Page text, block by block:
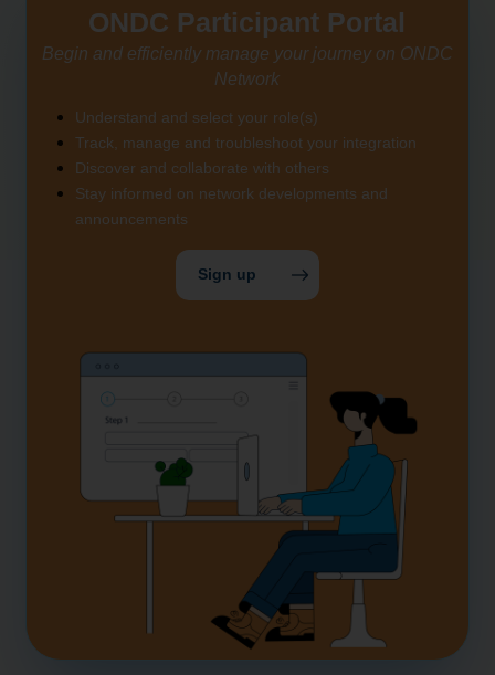
ONDC Participant Portal
Begin and efficiently manage your journey on ONDC
Network
Understand and select your role(s)
Track, manage and troubleshoot your integration
Discover and collaborate with others
Stay informed on network developments and
announcements
Sign up